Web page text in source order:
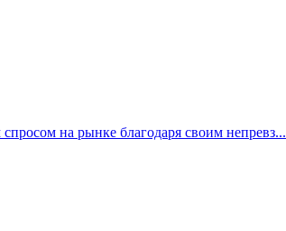
на рынке благодаря своим непревз...